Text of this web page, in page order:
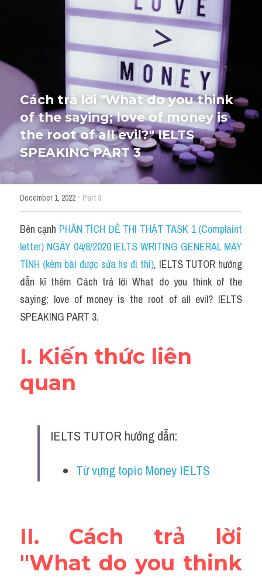
Cách trả lời "What do you think
of the saying; love of money is
the root of all evil?" IELTS
SPEAKING PART 3
December 1, 2022 · Part 3
Bên cạnh PHÂN TÍCH ĐỀ THI THẬT TASK 1 (Complaint
letter) NGÀY 04/8/2020 IELTS WRITING GENERAL MÁY
TÍNH (kèm bài được sửa hs đi thi), IELTS TUTOR hướng
dẫn kĩ thêm Cách trả lời What do you think of the
saying; love of money is the root of all evil? IELTS
SPEAKING PART 3.
I. Kiến thức liên
quan
IELTS TUTOR hướng dẫn:
Từ vựng topic Money IELTS
II. Cách trả lời
"What do you think